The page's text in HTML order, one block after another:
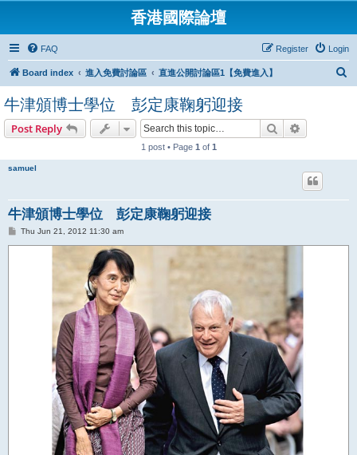
香港國際論壇
FAQ Login
Register
Board index 進入免費討論區 直進公開討論區1【免費進入】
牛津頒博士學位 彭定康鞠躬迎接
Post Reply Search
1 post • Page 1 of 1
samuel
牛津頒博士學位 彭定康鞠躬迎接
PThu Jun 21, 2012 11:30 am